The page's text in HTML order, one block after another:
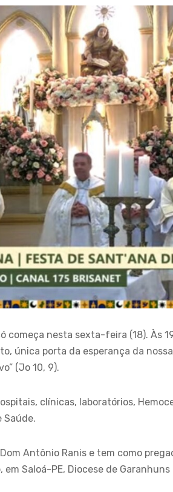
começa nesta sexta-feira (18). Às
única porta da esperança da
(Jo 10, 9).
clínicas, laboratórios,
Saúde.
Antônio Ranis e tem como
Saloá-PE, Diocese de